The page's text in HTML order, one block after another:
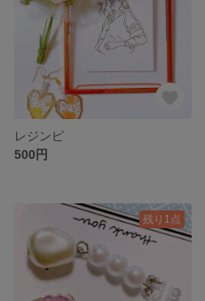
レジンピ
500円
残り1点